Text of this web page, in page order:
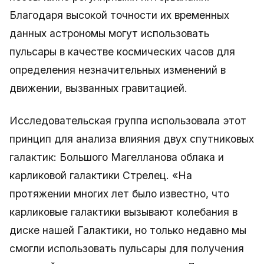
Благодаря высокой точности их временных
данных астрономы могут использовать
пульсары в качестве космических часов для
определения незначительных изменений в
движении, вызванных гравитацией.
Исследовательская группа использовала этот
принцип для анализа влияния двух спутниковых
галактик: Большого Магелланова облака и
карликовой галактики Стрелец. «На
протяжении многих лет было известно, что
карликовые галактики вызывают колебания в
диске нашей Галактики, но только недавно мы
смогли использовать пульсары для получения